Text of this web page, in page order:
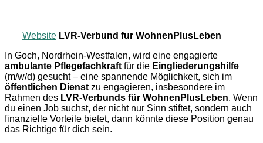
Website LVR-Verbund fur WohnenPlusLeben
In Goch, Nordrhein-Westfalen, wird eine engagierte
ambulante Pflegefachkraft für die Eingliederungshilfe
(m/w/d) gesucht – eine spannende Möglichkeit, sich im
öffentlichen Dienst zu engagieren, insbesondere im
Rahmen des LVR-Verbunds für WohnenPlusLeben. Wenn
du einen Job suchst, der nicht nur Sinn stiftet, sondern auch
finanzielle Vorteile bietet, dann könnte diese Position genau
das Richtige für dich sein.